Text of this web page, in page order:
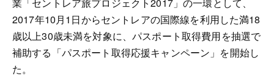
2017年10月1日からセントレアの国際線を利用した満18
歳以上30歳未満を対象に、パスポート取得費用を抽選で
補助する「パスポート取得応援キャンペーン」を開始し
た。